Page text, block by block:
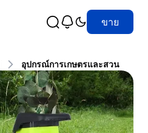
ขาย
อุปกรณ์การเกษตรและสวน